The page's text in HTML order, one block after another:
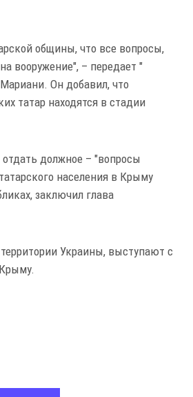
общины, что все вопросы,
вооружение", – передает "
Он добавил, что
татар находятся в стадии
должное – "вопросы
населения в Крыму
заключил глава
Украины, выступают с